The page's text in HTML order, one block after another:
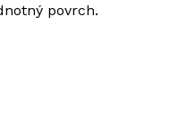
povrch.